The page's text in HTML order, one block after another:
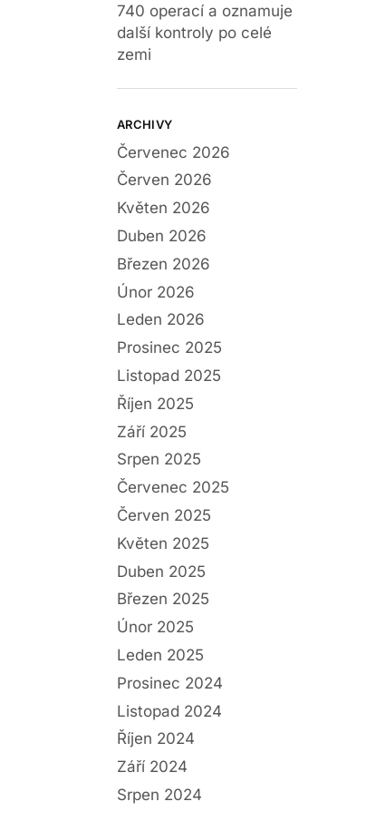
740 operací a oznamuje
další kontroly po celé
zemi
ARCHIVY
Červenec 2026
Červen 2026
Květen 2026
Duben 2026
Březen 2026
Únor 2026
Leden 2026
Prosinec 2025
Listopad 2025
Říjen 2025
Září 2025
Srpen 2025
Červenec 2025
Červen 2025
Květen 2025
Duben 2025
Březen 2025
Únor 2025
Leden 2025
Prosinec 2024
Listopad 2024
Říjen 2024
Září 2024
Srpen 2024